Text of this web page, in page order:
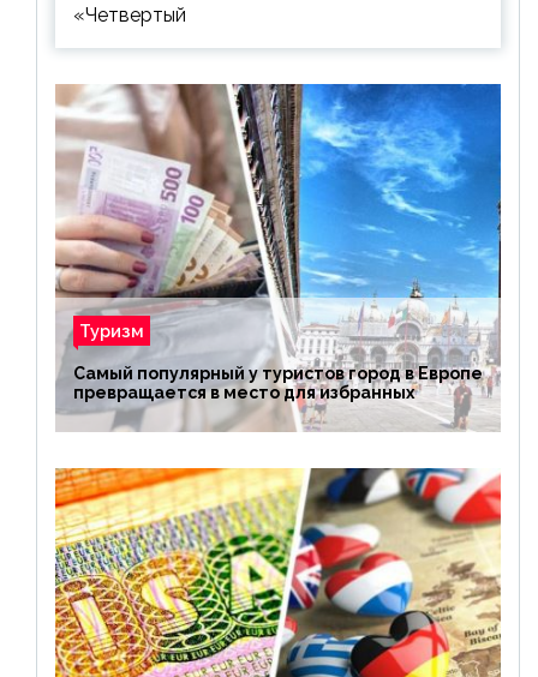
«Четвертый
Туризм
Самый популярный у туристов город в Европе
превращается в место для избранных